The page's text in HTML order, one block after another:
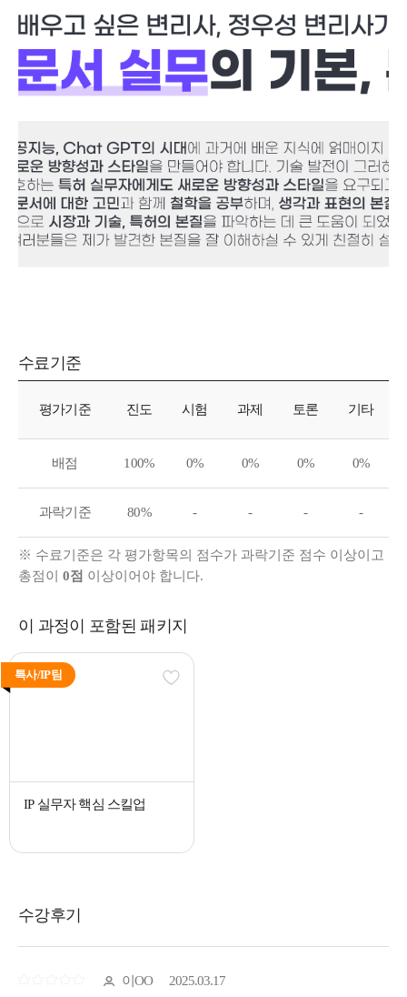
수료기준
수료기준
평가기준
진도 시험 과제 토론 기타
배점 100% 0% 0% 0% 0%
과락기준 80% - - - -
※ 수료기준은 각 평가항목의 점수가 과락기준 점수 이상이고
총점이 0점 이상이어야 합니다.
이 과정이 포함된 패키지
특사/IP팀
IP 실무자 핵심 스킬업